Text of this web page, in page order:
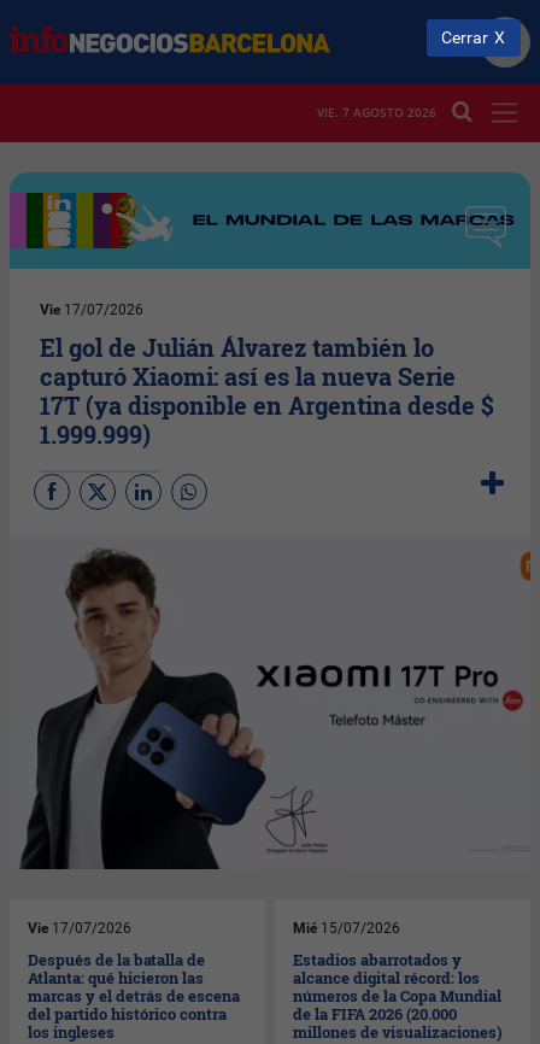
VIE. 7 AGOSTO 2026
Vie 17/07/2026
El gol de Julián Álvarez también lo
capturó Xiaomi: así es la nueva Serie
17T (ya disponible en Argentina desde $
1.999.999)
Vie 17/07/2026
Después de la batalla de
Atlanta: qué hicieron las
marcas y el detrás de escena
del partido histórico contra
los ingleses
Mié 15/07/2026
Estadios abarrotados y
alcance digital récord: los
números de la Copa Mundial
de la FIFA 2026 (20.000
millones de visualizaciones)
Cerrar